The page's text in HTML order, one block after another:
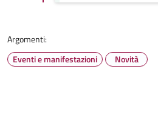
Argomenti:
Eventi e manifestazioni
Novità